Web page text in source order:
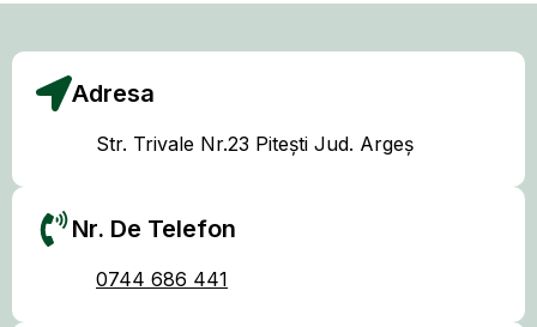
Adresa
Str. Trivale Nr.23 Pitești Jud. Argeș
Nr. De Telefon
0744 686 441